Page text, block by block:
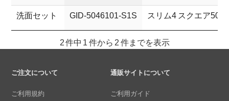
洗面セット GID-5046101-S1S スリム4 スクエア500
2 件中 1 件から 2 件までを表示
ご注文について
ご利用規約
通販サイトについて
ご利用ガイド